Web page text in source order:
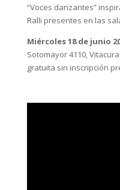
“Voces danzantes”
Ralli presentes en las
Miércoles 18 de junio
Sotomayor 4110,
gratuita sin inscripción